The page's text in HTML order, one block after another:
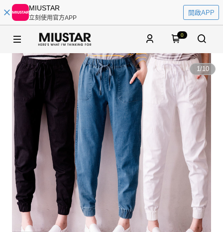
MIUSTAR
立刻使用官方APP
開啟APP
0
1/10